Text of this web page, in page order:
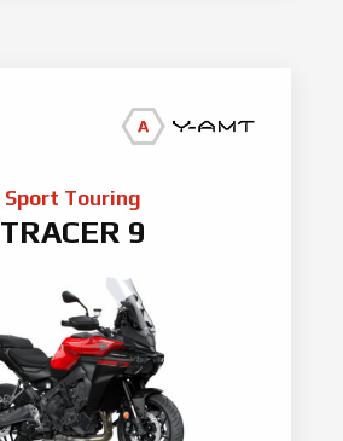
Sport Touring
TRACER 9